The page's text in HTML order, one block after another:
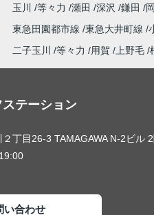
玉川 等々力 瀬田 深沢 鎌田
東急田園都市線 東急大井町線
二子玉川 等々力 用賀 上野毛
テーション
丁目26-3 TAMAGAWA N-2ビル
い合わせ